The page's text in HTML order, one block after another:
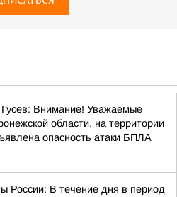
Внимание! Уважаемые
области, на территории
опасность атаки БПЛА
России: В течение дня в период